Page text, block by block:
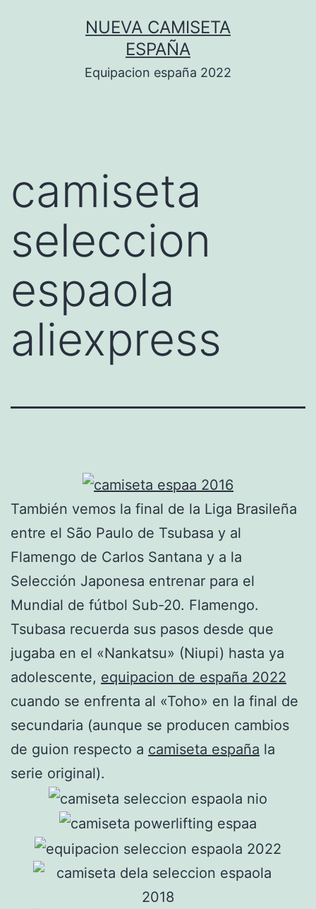
NUEVA CAMISETA
ESPAÑA
Equipacion españa 2022
camiseta
seleccion
espaola
aliexpress
También vemos la final de la Liga Brasileña
entre el São Paulo de Tsubasa y al
Flamengo de Carlos Santana y a la
Selección Japonesa entrenar para el
Mundial de fútbol Sub-20. Flamengo.
Tsubasa recuerda sus pasos desde que
jugaba en el «Nankatsu» (Niupi) hasta ya
adolescente, equipacion de españa 2022
cuando se enfrenta al «Toho» en la final de
secundaria (aunque se producen cambios
de guion respecto a camiseta españa la
serie original).